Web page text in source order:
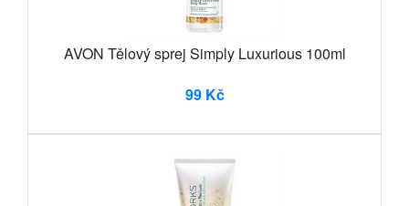
AVON Tělový sprej Simply Luxurious 100ml
99 Kč